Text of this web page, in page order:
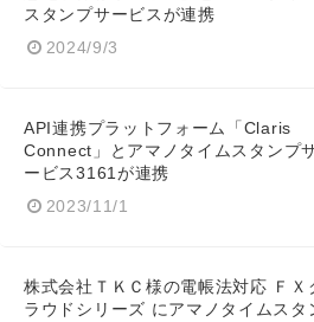
スタンプサービスが連携
2024/9/3
API連携プラットフォーム「Claris
Connect」とアマノタイムスタンプ
ービス3161が連携
2023/11/1
株式会社ＴＫＣ様の電帳法対応 ＦＸ
ラウドシリーズ にアマノタイムスタ